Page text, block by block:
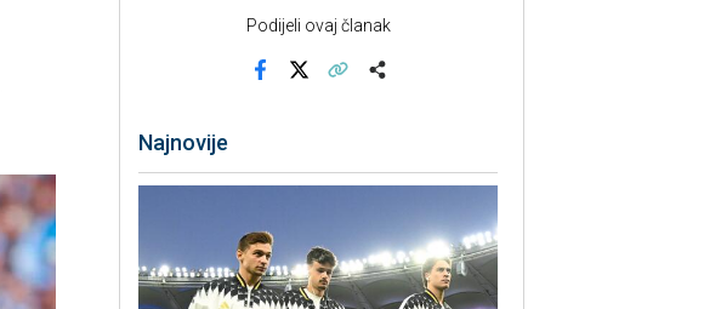
Podijeli ovaj članak
Najnovije